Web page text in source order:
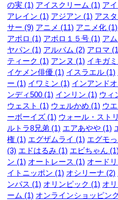
の実 (1) アイスクリーム (1) ア
アレイン (1) アジアン (1) アス
サー (9) アニメ (11) アニメ化 (1)
アポロ (1) アポロ１５号 (1) ア
ヤパン (1) アルバム (2) アロマ
ティーク (1) アンヌ (1) イキガ
イケメン俳優 (1) イスラエル (1)
ー (1) イワミン (1) インアンド
ンディ500 (1) インリン (1) ウィ
ウェスト (1) ウェルかめ (1) ウ
ーボーイズ (1) ウォール・スト
ルトラ8兄弟 (1) エアあやや (1)
権 (1) エグザムライ (1) エグモ
(3) エドはるみ (1) エビちゃん
ン (1) オートレース (1) オード
イトニッポン (1) オシリーナ (2)
ンパス (1) オリンピック (1) オ
ーム (1) オンラインショッピン